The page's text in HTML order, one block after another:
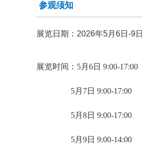
参观须知
展览日期：2026年5月6日-9日
展览时间：5月6日 9:00-17:00
5月7日 9:00-17:00
5月8日 9:00-17:00
5月9日 9:00-14:00